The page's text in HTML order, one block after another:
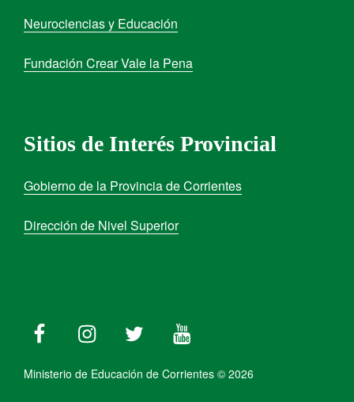
Neurociencias y Educación
Fundación Crear Vale la Pena
Sitios de Interés Provincial
Gobierno de la Provincia de Corrientes
Dirección de Nivel Superior
Ministerio de Educación de Corrientes © 2026